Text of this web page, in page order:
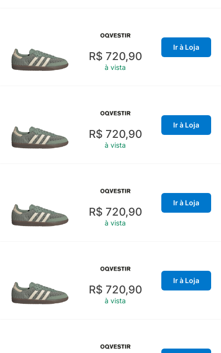
R$ 720,90
à vista
Ir à Loja
R$ 720,90
à vista
Ir à Loja
R$ 720,90
à vista
Ir à Loja
R$ 720,90
à vista
Ir à Loja